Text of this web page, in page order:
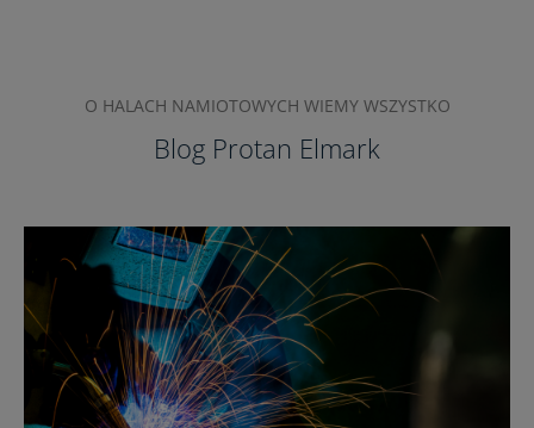
O HALACH NAMIOTOWYCH WIEMY WSZYSTKO
Blog Protan Elmark